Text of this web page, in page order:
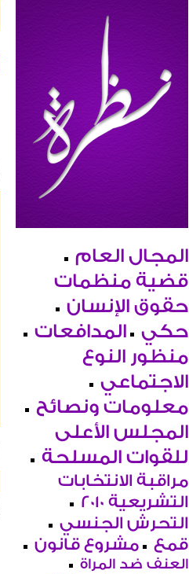
المجال العام
قضية منظمات
حقوق الإنسان
حكي
المدافعات
منظور النوع
الاجتماعي
معلومات ونصائح
المجلس الأعلى
للقوات المسلحة
مراقبة الانتخابات
التشريعية 2010
التحرش الجنسي
قمع
مشروع قانون
العنف ضد المراة